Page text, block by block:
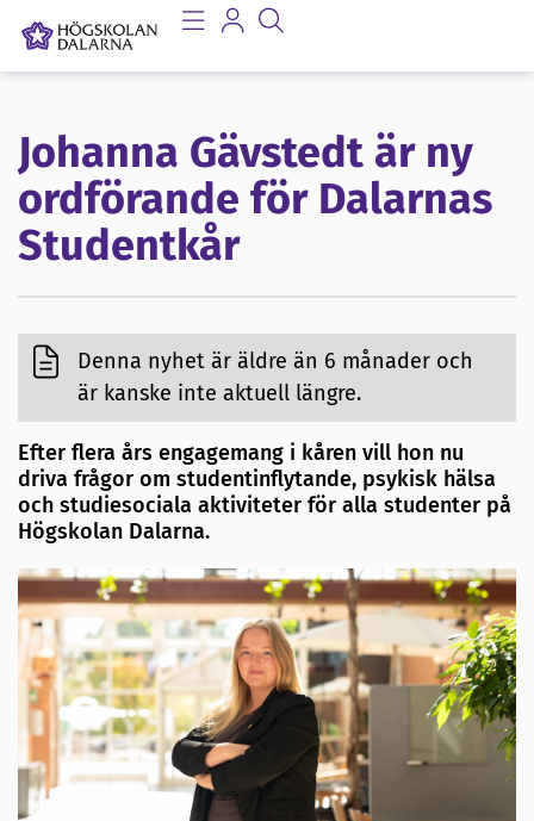
Johanna Gävstedt är ny
ordförande för Dalarnas
Studentkår
Denna nyhet är äldre än 6 månader och
är kanske inte aktuell längre.
Efter flera års engagemang i kåren vill hon nu
driva frågor om studentinflytande, psykisk hälsa
och studiesociala aktiviteter för alla studenter på
Högskolan Dalarna.